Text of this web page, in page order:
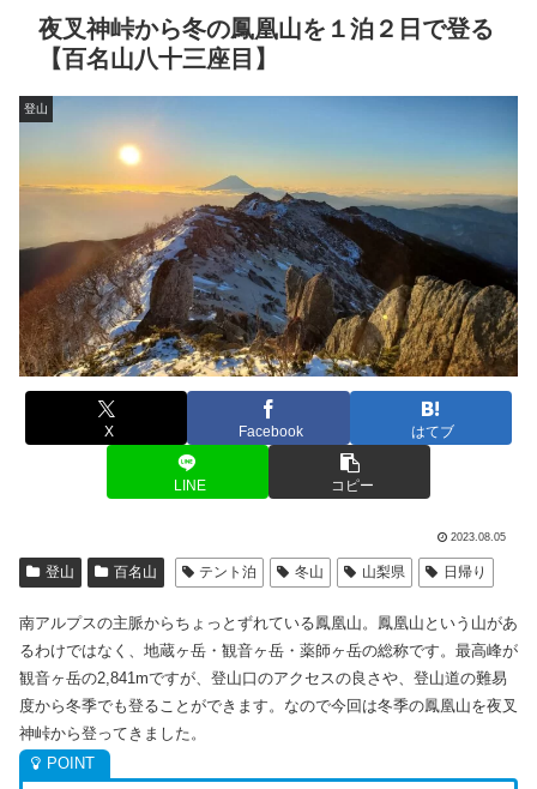
夜叉神峠から冬の鳳凰山を１泊２日で登る
【百名山八十三座目】
登山
X Facebook はてブ
LINE コピー
2023.08.05
登山 百名山 テント泊 冬山 山梨県 日帰り
南アルプスの主脈からちょっとずれている鳳凰山。鳳凰山という山があ
るわけではなく、地蔵ヶ岳・観音ヶ岳・薬師ヶ岳の総称です。最高峰が
観音ヶ岳の2,841mですが、登山口のアクセスの良さや、登山道の難易
度から冬季でも登ることができます。なので今回は冬季の鳳凰山を夜叉
神峠から登ってきました。